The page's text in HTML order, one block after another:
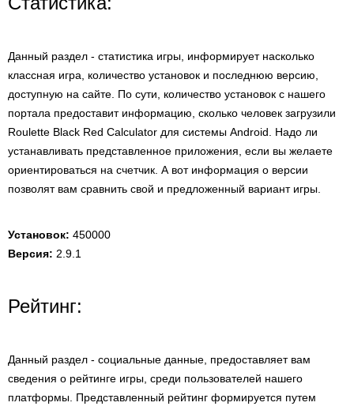
Данный раздел - статистика игры, информирует насколько
классная игра, количество установок и последнюю версию,
доступную на сайте. По сути, количество установок с нашего
портала предоставит информацию, сколько человек загрузили
Roulette Black Red Calculator для системы Android. Надо ли
устанавливать представленное приложения, если вы желаете
ориентироваться на счетчик. А вот информация о версии
позволят вам сравнить свой и предложенный вариант игры.
Установок: 450000
Версия: 2.9.1
Рейтинг:
Данный раздел - социальные данные, предоставляет вам
сведения о рейтинге игры, среди пользователей нашего
платформы. Представленный рейтинг формируется путем